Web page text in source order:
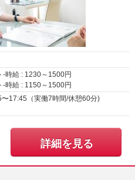
-時給 : 1230～ 1500円
-時給 : 1150～ 1500円
-時給 :1180～1500円
〜17:45（実働7時間/休憩60分)
詳細を見る